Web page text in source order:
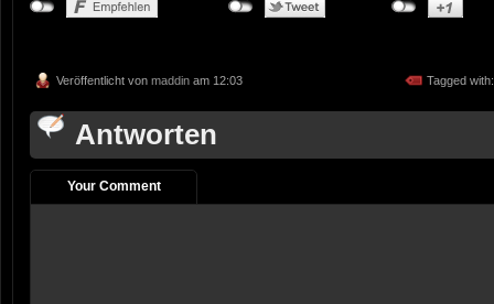
Veröffentlicht von maddin am 12:03 Tagged
Antworten
Your Comment